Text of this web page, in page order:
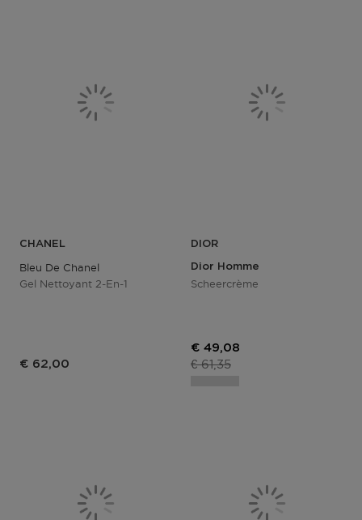
CHANEL
Bleu De Chanel
Gel Nettoyant 2-En-1
€ 62,00
DIOR
Dior Homme
Scheercrème
Kortingsprijs
€ 49,08
Productprijs
€ 61,35